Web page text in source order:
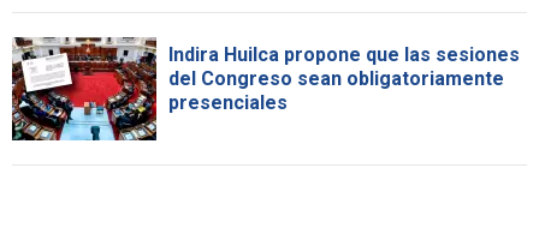
Indira Huilca propone que las sesiones
del Congreso sean obligatoriamente
presenciales